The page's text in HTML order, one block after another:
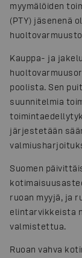
myymälöiden
(PTY) jäsenenä
Kauppa- ja
poolista. Sen
suunnitelmia
järjestetään
Suomen
ruoan myyjä, ja
elintarvikkeista
valmistettua.
Ruoan vahva